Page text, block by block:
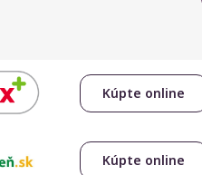
Kúpte online
Kúpte online